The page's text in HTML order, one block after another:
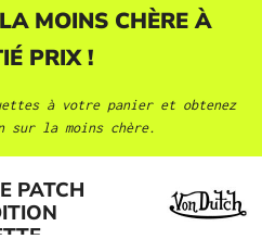
MOINS CHÈRE À
PRIX !
à votre panier et obtenez
sur la moins chère.
PATCH